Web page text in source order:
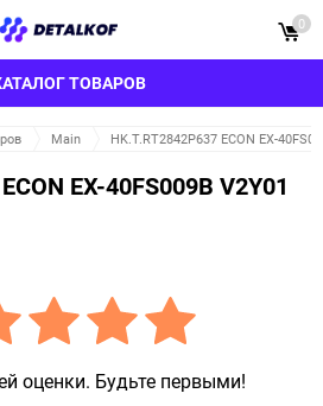
ТОВАРОВ
0
Main HK.T.RT2842P637 ECON EX-
EX-40FS009B V2Y01
оценки. Будьте первыми!